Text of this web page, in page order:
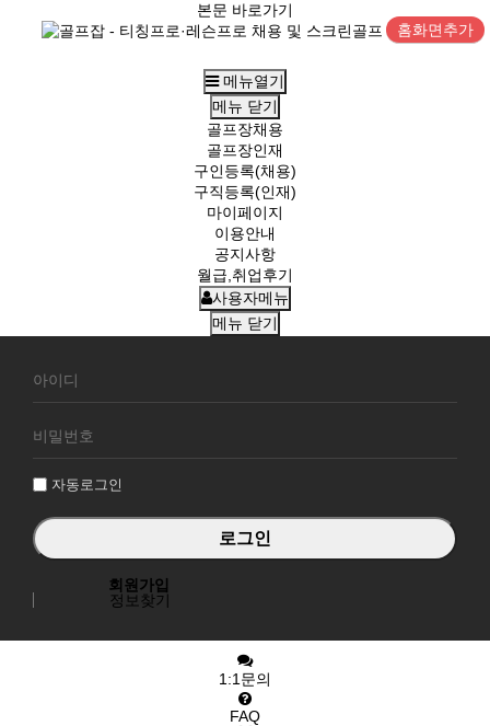
본문 바로가기
홈화면추가
메뉴열기
메뉴 닫기
골프장채용
골프장인재
구인등록(채용)
구직등록(인재)
마이페이지
이용안내
공지사항
월급,취업후기
사용자메뉴
메뉴 닫기
원
그
자동로그인
회원가입
정보찾기
1:1문의
FAQ